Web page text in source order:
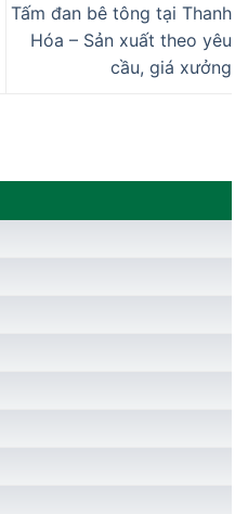
Tấm đan bê tông tại Thanh
Hóa – Sản xuất theo yêu
cầu, giá xưởng